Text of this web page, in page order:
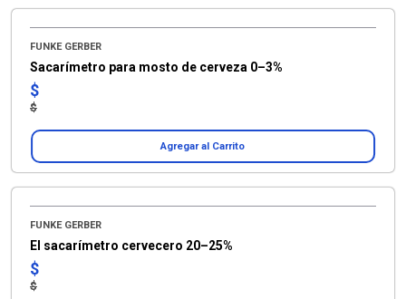
FUNKE GERBER
Sacarímetro para mosto de cerveza 0–3%
$
$
Agregar al Carrito
FUNKE GERBER
El sacarímetro cervecero 20–25%
$
$